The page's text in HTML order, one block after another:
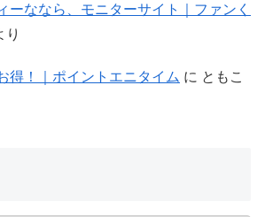
ーななら、モニターサイト｜ファンく
り
得！｜ポイントエニタイム に ともこ